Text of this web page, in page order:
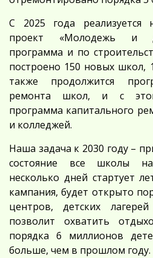
С 2025 года реализуется
проект «Молодежь и
программа и по
построено 150 новых школ,
также продолжится
ремонта школ, и с
программа капитального
и колледжей.
Наша задача к 2030 году –
состояние все школы
несколько дней стартует
кампания, будет открыто
центров, детских
позволит охватить
порядка 6 миллионов
больше, чем в прошлом году.